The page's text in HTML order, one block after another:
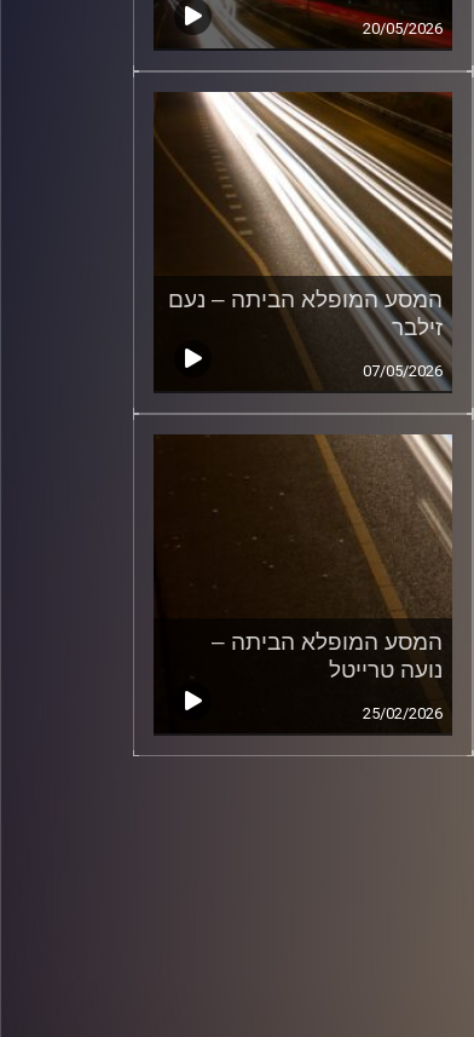
20/05/2026
המסע המופלא הביתה – נעם
זילבר
07/05/2026
המסע המופלא הביתה –
נועה טרייטל
25/02/2026